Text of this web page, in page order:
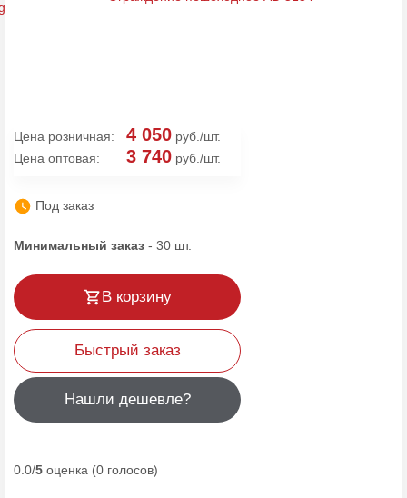
Цена розничная: 4 050 руб./шт.
Цена оптовая:
3 740 руб./шт.
Под заказ
Минимальный заказ - 30 шт.
В корзину
Быстрый заказ
Нашли дешевле?
0.0/5 оценка (0 голосов)